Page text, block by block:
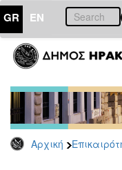
GR EN
Αρχική
ΕΠΙΚΑΙΡΟΤΗΤΑ
-
Δημοπρασίες
Αρχείο
2026